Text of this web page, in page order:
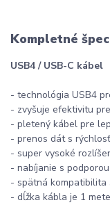
Kompletné
USB4 / USB-C kábel
- technológia USB4
- zvyšuje efektivitu
- pletený kábel pre
- prenos dát s
- super vysoké
- nabíjanie s
- spätná kompatibilita
- dĺžka kábla je 1